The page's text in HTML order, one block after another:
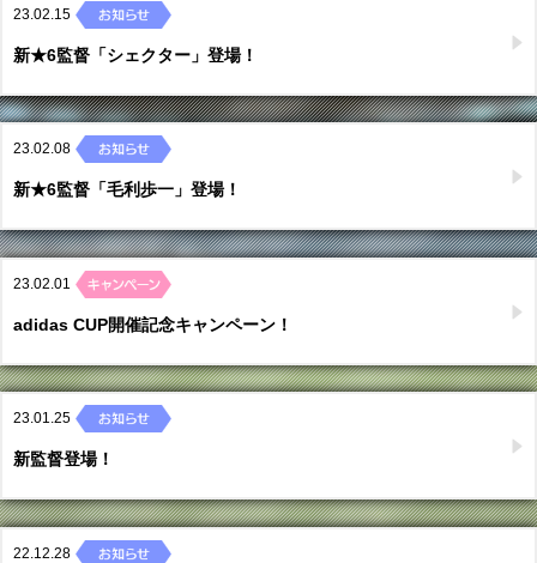
23.02.15
新★6監督「シェクター」登場！
23.02.08
新★6監督「毛利歩一」登場！
23.02.01
adidas CUP開催記念キャンペーン！
23.01.25
新監督登場！
22.12.28